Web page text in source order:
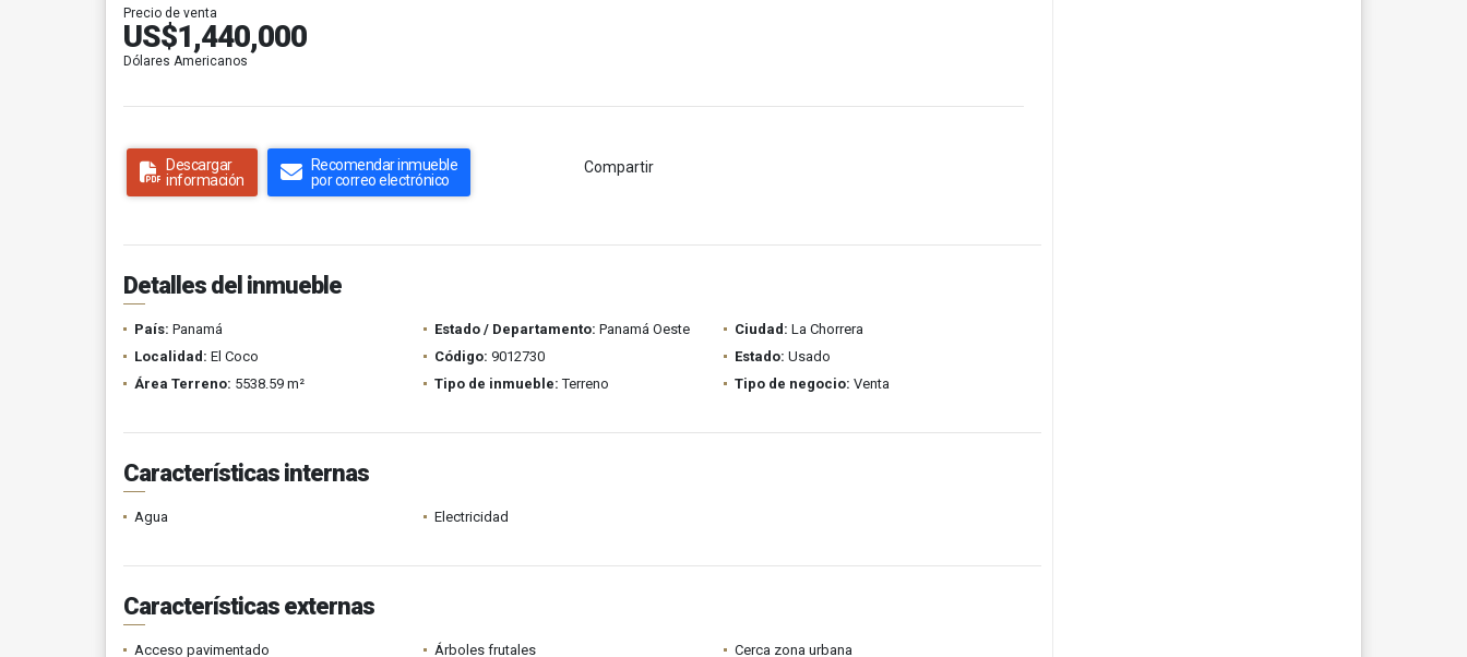
Precio de venta
US$1,440,000
Dólares Americanos
Descargar
información
Recomendar inmueble
por correo electrónico
Compartir
Detalles del inmueble
País: Panamá Estado / Departamento: Panamá Oeste Ciudad: La Chorrera
Localidad: El Coco Código: 9012730 Estado: Usado
Área Terreno: 5538.59 m² Tipo de inmueble: Terreno Tipo de negocio: Venta
Características internas
Agua Electricidad
Características externas
Acceso pavimentado Árboles frutales
Cerca zona urbana